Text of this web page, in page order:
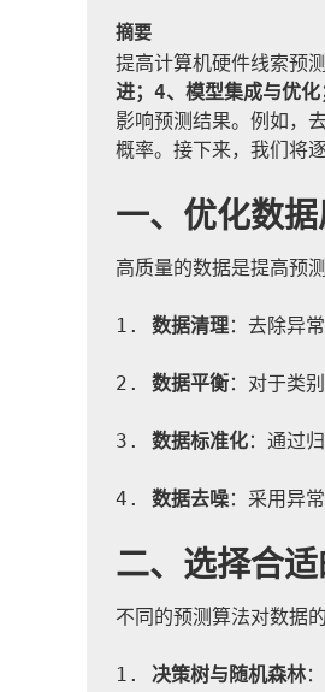
摘要
提高计算机硬件线索预
进；4、模型集成与优化
影响预测结果。例如，
概率。接下来，我们将
一、优化数
高质量的数据是提高预
1. 数据清理：去除异
2. 数据平衡：对于类
3. 数据标准化：通过
4. 数据去噪：采用异
二、选择合
不同的预测算法对数据
1. 决策树与随机森林